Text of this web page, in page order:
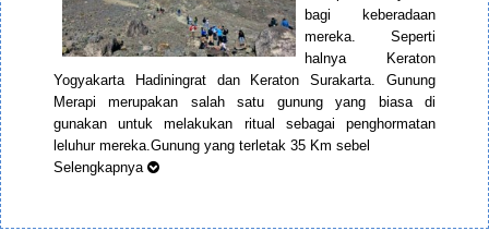
bagi keberadaan
mereka. Seperti
halnya Keraton
Yogyakarta Hadiningrat dan Keraton Surakarta. Gunung
Merapi merupakan salah satu gunung yang biasa di
gunakan untuk melakukan ritual sebagai penghormatan
leluhur mereka.Gunung yang terletak 35 Km sebel
Selengkapnya